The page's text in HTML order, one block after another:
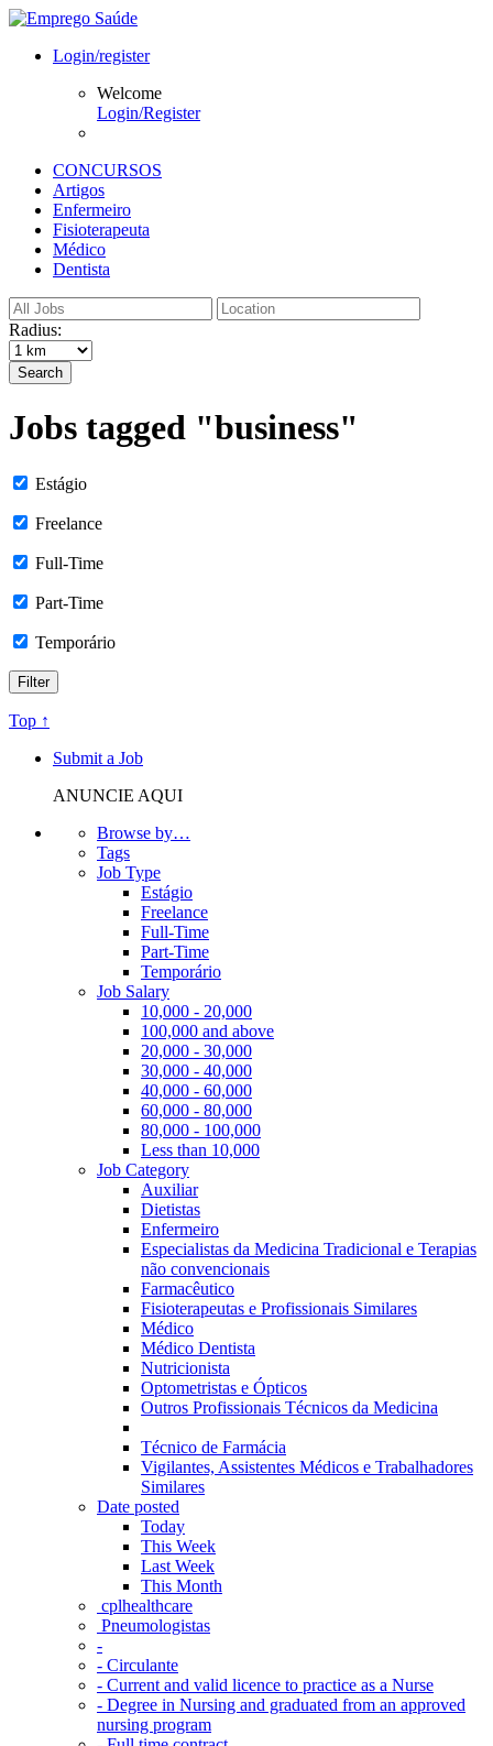
Login/register
Welcome
Login/Register
CONCURSOS
Artigos
Enfermeiro
Fisioterapeuta
Médico
Dentista
Radius:
Search
Jobs tagged "business"
Estágio
Freelance
Full-Time
Part-Time
Temporário
Top ↑
Submit a Job
ANUNCIE AQUI
Browse by…
Tags
Job Type
Estágio
Freelance
Full-Time
Part-Time
Temporário
Job Salary
10,000 - 20,000
100,000 and above
20,000 - 30,000
30,000 - 40,000
40,000 - 60,000
60,000 - 80,000
80,000 - 100,000
Less than 10,000
Job Category
Auxiliar
Dietistas
Enfermeiro
Especialistas da Medicina Tradicional e Terapias
não convencionais
Farmacêutico
Fisioterapeutas e Profissionais Similares
Médico
Médico Dentista
Nutricionista
Optometristas e Ópticos
Outros Profissionais Técnicos da Medicina
Técnico de Farmácia
Vigilantes, Assistentes Médicos e Trabalhadores
Similares
Date posted
Today
This Week
Last Week
This Month
‎ cplhealthcare‬
Pneumologistas
-
- Circulante
- Current and valid licence to practice as a Nurse
- Degree in Nursing and graduated from an approved
nursing program